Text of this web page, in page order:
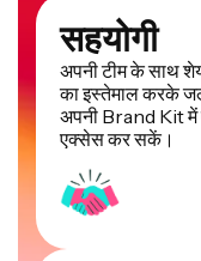
सहयोगी
अपनी टीम के साथ
का इस्तेमाल करके
अपनी Brand Kit
एक्सेस कर सकें।